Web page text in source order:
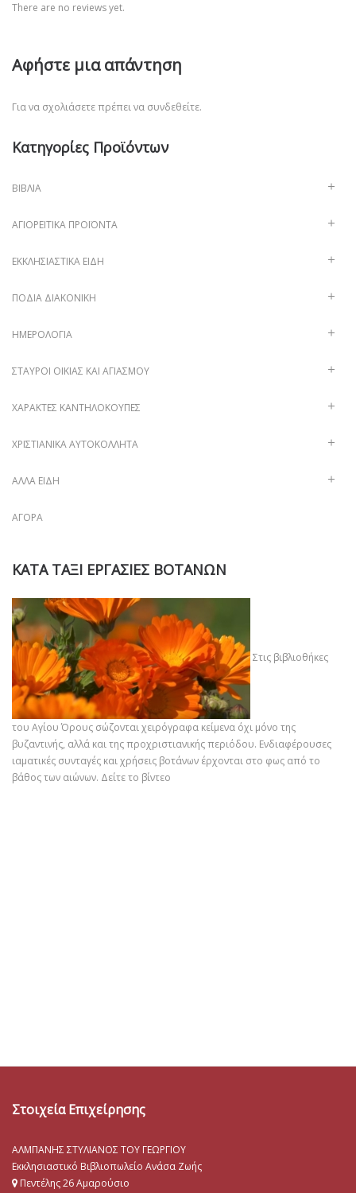
There are no reviews yet.
Αφήστε μια απάντηση
Για να σχολιάσετε πρέπει να συνδεθείτε.
Κατηγορίες Προϊόντων
ΒΙΒΛΊΑ
ΑΓΙΟΡΕΊΤΙΚΑ ΠΡΟΪΌΝΤΑ
ΕΚΚΛΗΣΙΑΣΤΙΚΆ ΕΊΔΗ
ΠΟΔΙΆ ΔΙΑΚΟΝΙΚΉ
ΗΜΕΡΟΛΌΓΙΑ
ΣΤΑΥΡΟΊ ΟΙΚΊΑΣ ΚΑΙ ΑΓΙΑΣΜΟΎ
ΧΑΡΑΚΤΈΣ ΚΑΝΤΗΛΌΚΟΥΠΕΣ
ΧΡΙΣΤΙΑΝΙΚΆ ΑΥΤΟΚΌΛΛΗΤΑ
ΑΛΛΑ ΕΙΔΗ
ΑΓΟΡΆ
ΚΑΤΑ ΤΑΞΙ ΕΡΓΑΣΙΕΣ ΒΟΤΑΝΩΝ
Στις βιβλιοθήκες
του Αγίου Όρους σώζονται χειρόγραφα κείμενα όχι μόνο της
βυζαντινής, αλλά και της προχριστιανικής περιόδου. Ενδιαφέρουσες
ιαματικές συνταγές και χρήσεις βοτάνων έρχονται στο φως από το
βάθος των αιώνων. Δείτε το βίντεο
Στοιχεία Επιχείρησης
ΑΛΜΠΑΝΗΣ ΣΤΥΛΙΑΝΟΣ ΤΟΥ ΓΕΩΡΓΙΟΥ
Εκκλησιαστικό Βιβλιοπωλείο Ανάσα Ζωής
Πεντέλης 26 Αμαρούσιο